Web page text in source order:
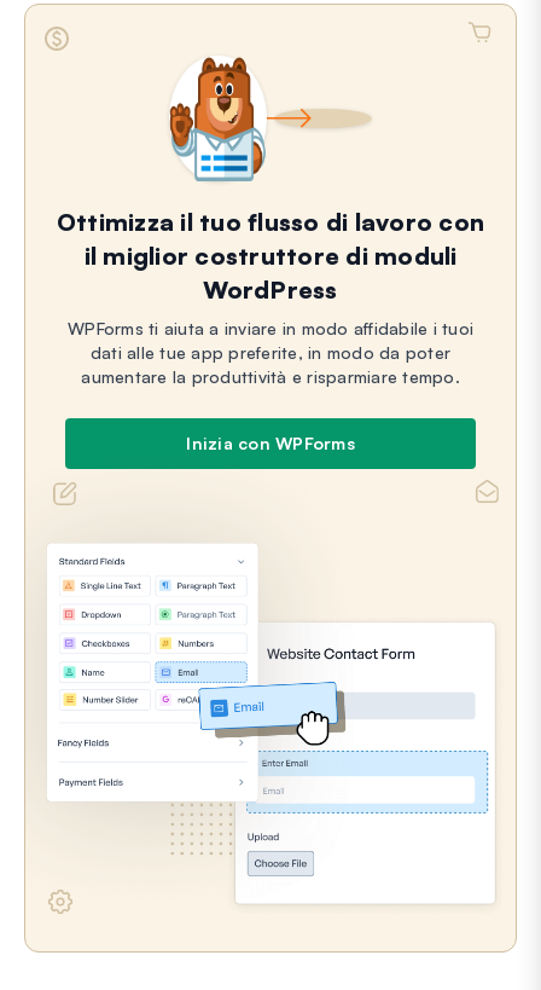
Ottimizza il tuo flusso di lavoro con
il miglior costruttore di moduli
WordPress
WPForms ti aiuta a inviare in modo affidabile i tuoi
dati alle tue app preferite, in modo da poter
aumentare la produttività e risparmiare tempo.
Inizia con WPForms